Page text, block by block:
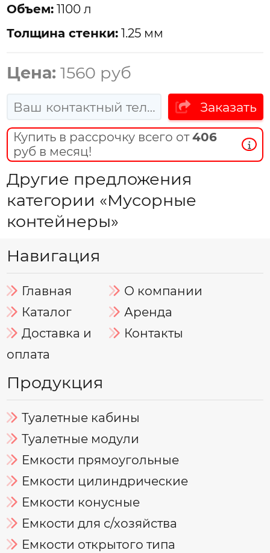
Объем: 1100 л
Толщина стенки: 1.25 мм
Цена: 1560 руб
Заказать
Купить в рассрочку всего от406
руб в месяц!
Другие предложения
категории «Мусорные
контейнеры»
Навигация
Главная
О компании
Каталог
Аренда
Доставка и
оплата
Контакты
Продукция
Туалетные кабины
Туалетные модули
Емкости прямоугольные
Емкости цилиндрические
Емкости конусные
Емкости для с/хозяйства
Емкости открытого типа